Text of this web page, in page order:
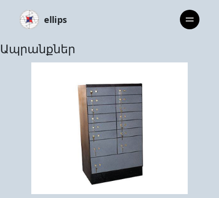
ellips
Ապրանքներ